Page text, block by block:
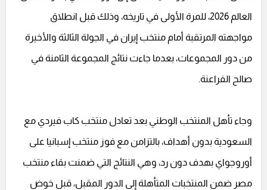
العالم 2026، للمرة الأولى في تاريخه، وذلك قبل انطلاق
مواجهته المرتقبة أمام منتخب إيران في الجولة الثالثة والأخيرة
من دور المجموعات، بعدما جاءت نتائج المجموعة الثامنة في
صالح الفراعنة.
وجاء تأهل المنتخب الوطني بعد تعادل منتخب كاب فيردي مع
السعودية بدون أهداف، بالتزامن مع فوز منتخب إسبانيا على
أوروجواي بهدف دون رد، وهي النتائج التي ضمنت بقاء منتخب
مصر ضمن المنتخبات المتأهلة إلى الدور المقبل، قبل خوض